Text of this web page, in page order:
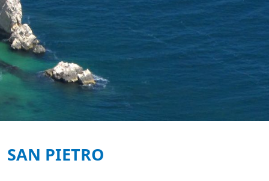
SAN PIETRO